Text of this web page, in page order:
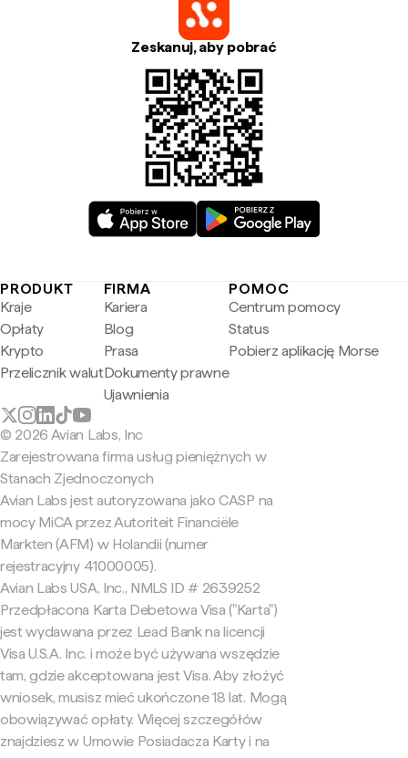
Zeskanuj, aby pobrać
PRODUKT
Kraje
Opłaty
Krypto
Przelicznik walut
FIRMA
Kariera
Blog
Prasa
Dokumenty prawne
Ujawnienia
POMOC
Centrum pomocy
Status
Pobierz aplikację Morse
© 2026 Avian Labs, Inc
Zarejestrowana firma usług pieniężnych w
Stanach Zjednoczonych
Avian Labs jest autoryzowana jako CASP na
mocy MiCA przez Autoriteit Financiële
Markten (AFM) w Holandii (numer
rejestracyjny 41000005).
Avian Labs USA, Inc., NMLS ID # 2639252
Przedpłacona Karta Debetowa Visa ("Karta")
jest wydawana przez Lead Bank na licencji
Visa U.S.A. Inc. i może być używana wszędzie
tam, gdzie akceptowana jest Visa. Aby złożyć
wniosek, musisz mieć ukończone 18 lat. Mogą
obowiązywać opłaty. Więcej szczegółów
znajdziesz w Umowie Posiadacza Karty i na